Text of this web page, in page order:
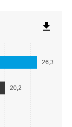
26,3
20,2
file_download